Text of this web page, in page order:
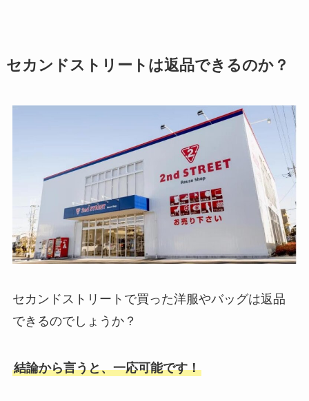
セカンドストリートは返品できるのか？
セカンドストリートで買った洋服やバッグは返品
できるのでしょうか？
結論から言うと、一応可能です！